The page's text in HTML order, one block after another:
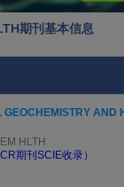
期刊基本信息
GEOCHEMISTRY AND
HLTH
期刊SCIE收录）